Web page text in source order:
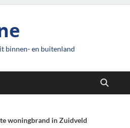
binnen- en buitenland
woningbrand in Zuidveld